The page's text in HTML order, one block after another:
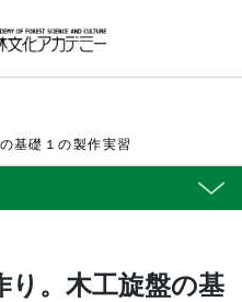
基礎１の製作実習
。木工旋盤の基